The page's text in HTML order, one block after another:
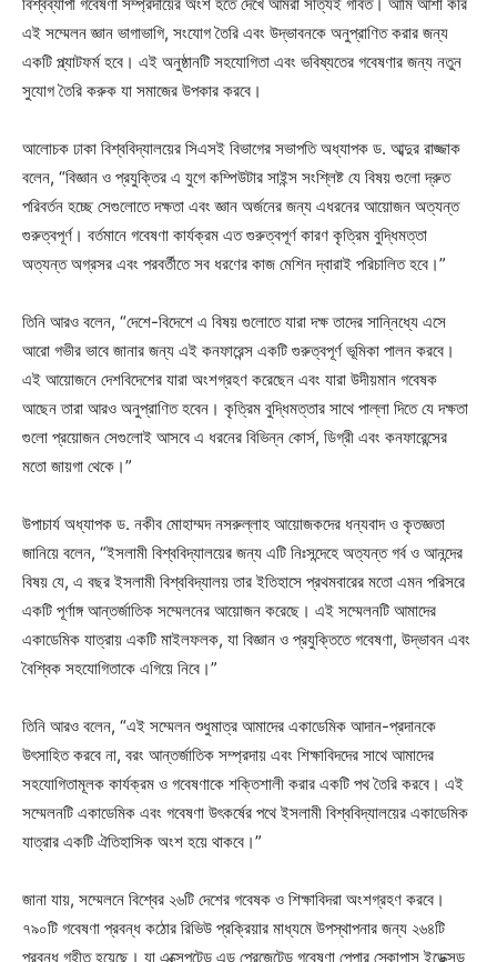
এই সম্মেলন জ্ঞান ভাগাভাগি, সংযোগ তৈরি এবং উদ্ভাবনকে অনুপ্রাণিত করার জন্য
একটি প্ল্যাটফর্ম হবে। এই অনুষ্ঠানটি সহযোগিতা এবং ভবিষ্যতের গবেষণার জন্য নতুন
সুযোগ তৈরি করুক যা সমাজের উপকার করবে।
আলোচক ঢাকা বিশ্ববিদ্যালয়ের সিএসই বিভাগের সভাপতি অধ্যাপক ড. আব্দুর রাজ্জাক
বলেন, “বিজ্ঞান ও প্রযুক্তির এ যুগে কম্পিউটার সাইন্স সংশ্লিষ্ট যে বিষয় গুলো দ্রুত
পরিবর্তন হচ্ছে সেগুলোতে দক্ষতা এবং জ্ঞান অর্জনের জন্য এধরনের আয়োজন অত্যন্ত
গুরুত্বপূর্ণ। বর্তমানে গবেষণা কার্যক্রম এত গুরুত্বপূর্ণ কারণ কৃত্রিম বুদ্ধিমত্তা
অত্যন্ত অগ্রসর এবং পরবর্তীতে সব ধরণের কাজ মেশিন দ্বারাই পরিচালিত হবে।”
তিনি আরও বলেন, “দেশে-বিদেশে এ বিষয় গুলোতে যারা দক্ষ তাদের সান্নিধ্যে এসে
আরো গভীর ভাবে জানার জন্য এই কনফারেন্স একটি গুরুত্বপূর্ণ ভূমিকা পালন করবে।
এই আয়োজনে দেশবিদেশের যারা অংশগ্রহণ করেছেন এবং যারা উদীয়মান গবেষক
আছেন তারা আরও অনুপ্রাণিত হবেন। কৃত্রিম বুদ্ধিমত্তার সাথে পাল্লা দিতে যে দক্ষতা
গুলো প্রয়োজন সেগুলোই আসবে এ ধরনের বিভিন্ন কোর্স, ডিগ্রী এবং কনফারেন্সের
মতো জায়গা থেকে।”
উপাচার্য অধ্যাপক ড. নকীব মোহাম্মদ নসরুল্লাহ আয়োজকদের ধন্যবাদ ও কৃতজ্ঞতা
জানিয়ে বলেন, “ইসলামী বিশ্ববিদ্যালয়ের জন্য এটি নিঃসন্দেহে অত্যন্ত গর্ব ও আনন্দের
বিষয় যে, এ বছর ইসলামী বিশ্ববিদ্যালয় তার ইতিহাসে প্রথমবারের মতো এমন পরিসরে
একটি পূর্ণাঙ্গ আন্তর্জাতিক সম্মেলনের আয়োজন করেছে। এই সম্মেলনটি আমাদের
একাডেমিক যাত্রায় একটি মাইলফলক, যা বিজ্ঞান ও প্রযুক্তিতে গবেষণা, উদ্ভাবন এবং
বৈশ্বিক সহযোগিতাকে এগিয়ে নিবে।”
তিনি আরও বলেন, “এই সম্মেলন শুধুমাত্র আমাদের একাডেমিক আদান-প্রদানকে
উৎসাহিত করবে না, বরং আন্তর্জাতিক সম্প্রদায় এবং শিক্ষাবিদদের সাথে আমাদের
সহযোগিতামূলক কার্যক্রম ও গবেষণাকে শক্তিশালী করার একটি পথ তৈরি করবে। এই
সম্মেলনটি একাডেমিক এবং গবেষণা উৎকর্ষের পথে ইসলামী বিশ্ববিদ্যালয়ের একাডেমিক
যাত্রার একটি ঐতিহাসিক অংশ হয়ে থাকবে।”
জানা যায়, সম্মেলনে বিশ্বের ২৬টি দেশের গবেষক ও শিক্ষাবিদরা অংশগ্রহণ করবে।
৭৯০টি গবেষণা প্রবন্ধ কঠোর রিভিউ প্রক্রিয়ার মাধ্যমে উপস্থাপনার জন্য ২৬৪টি
প্রবন্ধ গৃহীত হয়েছে। যা এক্সেপটেড এন্ড প্রেজেন্টেড গবেষণা পেপার স্কোপাস ইন্ডেক্সড